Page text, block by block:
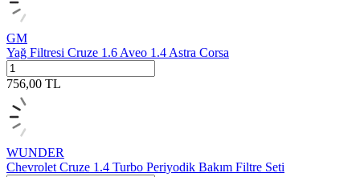
GM
Yağ Filtresi Cruze 1.6 Aveo 1.4 Astra Corsa
756,00 TL
WUNDER
Chevrolet Cruze 1.4 Turbo Periyodik Bakım Filtre Seti